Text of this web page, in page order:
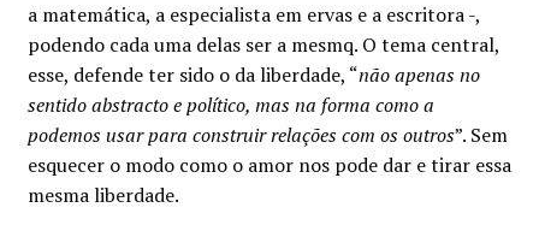
a matemática, a especialista em ervas e a escritora -,
podendo cada uma delas ser a mesmq. O tema central,
esse, defende ter sido o da liberdade, “não apenas no
sentido abstracto e político, mas na forma como a
podemos usar para construir relações com os outros”. Sem
esquecer o modo como o amor nos pode dar e tirar essa
mesma liberdade.